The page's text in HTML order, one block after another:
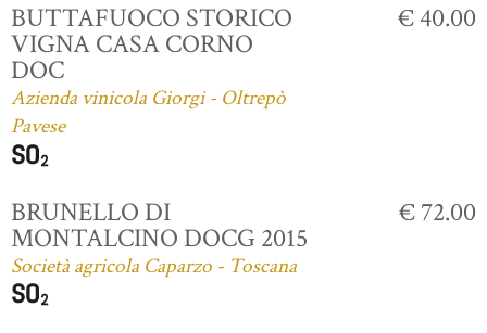
BUTTAFUOCO STORICO
VIGNA CASA CORNO
DOC
Azienda vinicola Giorgi - Oltrepò
Pavese
€ 40.00
BRUNELLO DI
MONTALCINO DOCG 2015
Società agricola Caparzo - Toscana
€ 72.00